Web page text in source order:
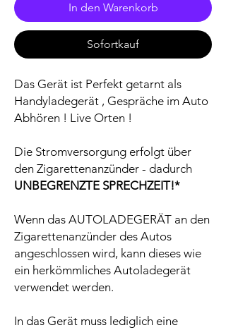
In den Warenkorb
Sofortkauf
Das Gerät ist Perfekt getarnt als
Handyladegerät , Gespräche im Auto
Abhören ! Live Orten !
Die Stromversorgung erfolgt über
den Zigarettenanzünder - dadurch
UNBEGRENZTE SPRECHZEIT!*
Wenn das AUTOLADEGERÄT an den
Zigarettenanzünder des Autos
angeschlossen wird, kann dieses wie
ein herkömmliches Autoladegerät
verwendet werden.
In das Gerät muss lediglich eine